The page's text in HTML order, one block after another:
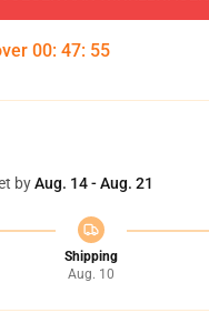
00: 47: 54
byAug. 14 - Aug. 21
Shipping
Aug. 10